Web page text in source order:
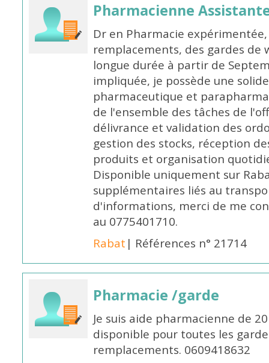
Pharmacienne
Dr en Pharmacie
remplacements, des gardes de
longue durée à partir de
impliquée, je possède une
pharmaceutique et
de l'ensemble des tâches de
délivrance et validation des
gestion des stocks, réception
produits et organisation
Disponible uniquement sur
supplémentaires liés au
d'informations, merci de me
au 0775401710.
Rabat | Références n° 21714
Pharmacie /garde
Je suis aide pharmacienne de
disponible pour toutes les
remplacements. 0609418632